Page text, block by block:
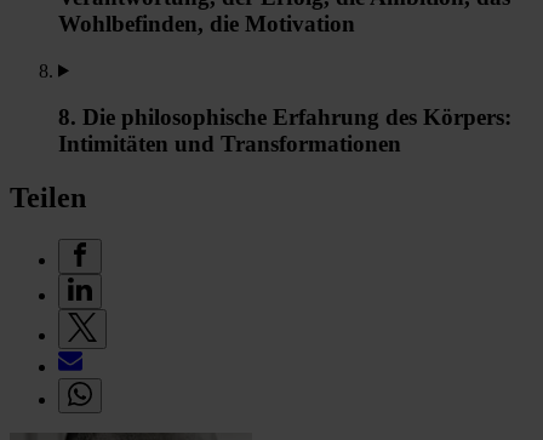
Wohlbefinden, die Motivation
8. Die philosophische Erfahrung des Körpers:
Intimitäten und Transformationen
Teilen